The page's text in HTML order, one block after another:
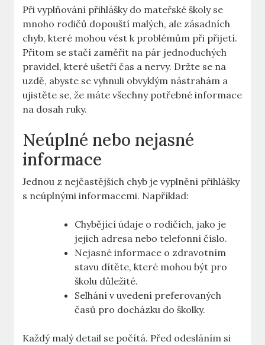
Při vyplňování přihlášky do mateřské školy se
mnoho rodičů dopouští malých, ale zásadních
chyb, které mohou vést k problémům při přijetí.
Přitom se stačí zaměřit na ​pár jednoduchých
pravidel, které ušetří čas a nervy. Držte ​se na⁢
uzdě, abyste se vyhnuli obvyklým nástrahám a
ujistěte se, že ‍máte všechny potřebné ‌informace
na dosah ruky.
Neúplné nebo ​nejasné
informace
Jednou z nejčastějších chyb je vyplnění přihlášky
s neúplnými informacemi. Například:
Chybějící⁣ údaje o rodičích, jako je
jejich adresa nebo telefonní číslo.
Nejasné informace o zdravotním
stavu ​dítěte, které mohou být pro​
školu důležité.
Selhání v‌ uvedení preferovaných
‍časů pro docházku do školky.
Každý malý detail ⁣se počítá. Před odesláním si